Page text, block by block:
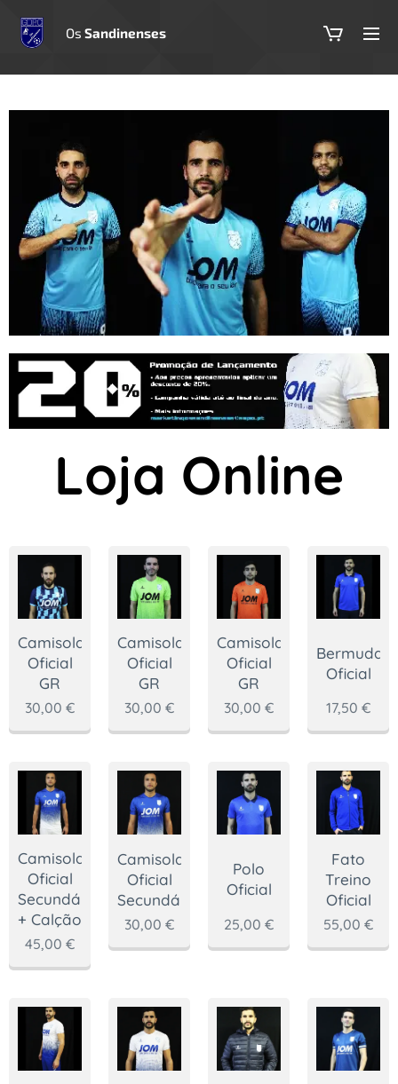
Os Sandinenses
Loja Online
Camisola
Oficial
GR
30,00 €
Camisola
Oficial
GR
30,00 €
Camisola
Oficial
GR
30,00 €
Bermuda
Oficial
17,50 €
Camisola
Oficial
Secundária
+ Calção
45,00 €
Camisola
Oficial
Secundária
30,00 €
Polo
Oficial
25,00 €
Fato
Treino
Oficial
55,00 €